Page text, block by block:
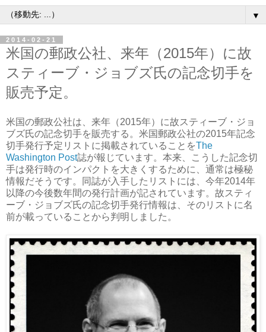
▼
2014-02-21
米国の郵政公社、来年（2015年）に故
スティーブ・ジョブズ氏の記念切手を
販売予定。
米国の郵政公社は、来年（2015年）に故スティーブ・ジョ
ブズ氏の記念切手を販売する。米国郵政公社の2015年記念
切手発行予定リストに掲載されていることをThe
Washington Post誌が報じています。本来、こうした記念切
手は発行時のインパクトを大きくするために、通常は極秘
情報だそうです。同誌が入手したリストには、今年2014年
以降の今後数年間の発行計画が記されています。故スティ
ーブ・ジョブズ氏の記念切手発行情報は、そのリストに名
前が載っていることから判明しました。